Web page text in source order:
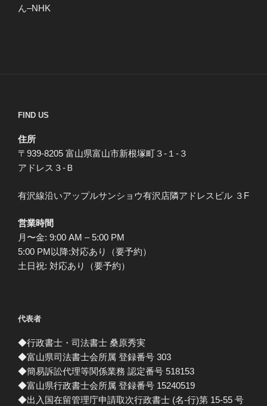
ん–NHK
FIND US
住所
〒939-8205 富山県富山市新根塚町３-１-３
アドレス３-Ｂ
有沢線沿いアップルサンショウ有沢店隣アドレスビル ３F
営業時間
月〜金: 9:00 AM – 5:00 PM
5:00 PM以降:対応あり（要予約）
土日祝: 対応あり（要予約）
代表者
◆行政書士・司法書士 桑原秀実
◆富山県司法書士会所属 登録番号 303
◆簡易訴訟代理等関係業務 認定番号 518153
◆富山県行政書士会所属 登録番号 15240519
◆出入国在留管理庁申請取次行政書士 (名-行)第 15-55 号